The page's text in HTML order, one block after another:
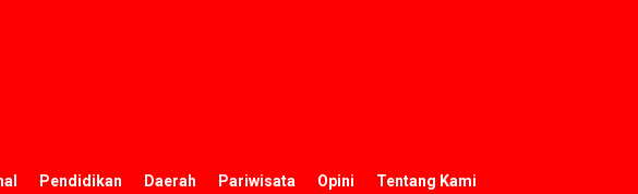
Pendidikan Daerah Pariwisata Opini Tentang Kami